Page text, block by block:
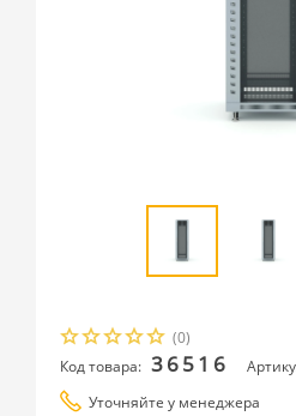
(0)
Код товара: 36516
Уточняйте у менеджера